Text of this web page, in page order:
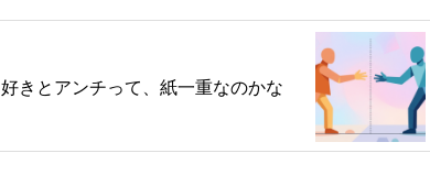
好きとアンチって、紙一重なのかな